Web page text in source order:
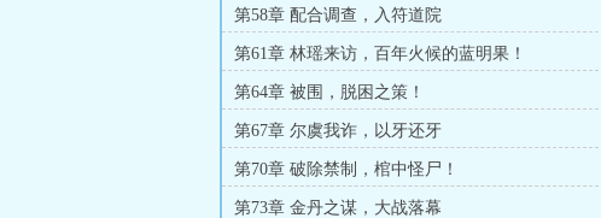
第58章 配合调查，入符道院
第61章 林瑶来访，百年火候的蓝明果！
第64章 被围，脱困之策！
第67章 尔虞我诈，以牙还牙
第70章 破除禁制，棺中怪尸！
第73章 金丹之谋，大战落幕